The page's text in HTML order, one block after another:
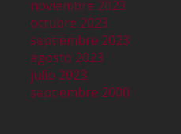
noviembre 2023
octubre 2023
septiembre 2023
agosto 2023
julio 2023
septiembre 2000